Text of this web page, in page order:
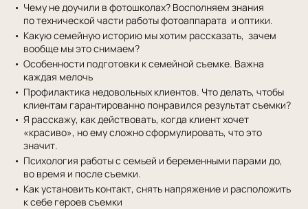
Чему не доучили в фотошколах? Восполняем знания
по технической части работы фотоаппарата и оптики.
Какую семейную историю мы хотим рассказать, зачем
вообще мы это снимаем?
Особенности подготовки к семейной съемке. Важна
каждая мелочь
Профилактика недовольных клиентов. Что делать, чтобы
клиентам гарантированно понравился результат съемки?
Я расскажу, как действовать, когда клиент хочет
«красиво», но ему сложно сформулировать, что это
значит.
Психология работы с семьей и беременными парами до,
во время и после съемки.
Как установить контакт, снять напряжение и расположить
к себе героев съемки